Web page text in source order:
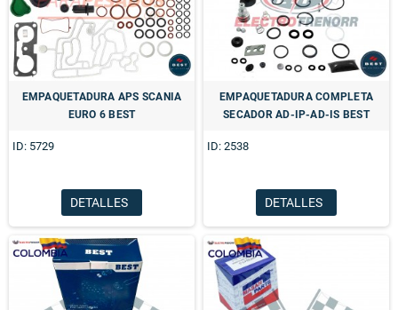
EMPAQUETADURA APS SCANIA
EURO 6 BEST
ID: 5729
DETALLES
EMPAQUETADURA COMPLETA
SECADOR AD-IP-AD-IS BEST
ID: 2538
DETALLES